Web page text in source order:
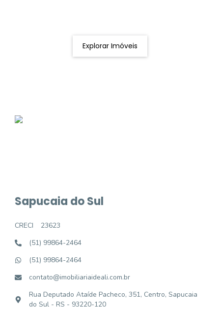
Explorar Imóveis
Sapucaia do Sul
CRECI
23623
(51) 99864-2464
(51) 99864-2464
contato@imobiliariaideali.com.br
Rua Deputado Ataíde Pacheco, 351, Centro, Sapucaia
do Sul - RS - 93220-120